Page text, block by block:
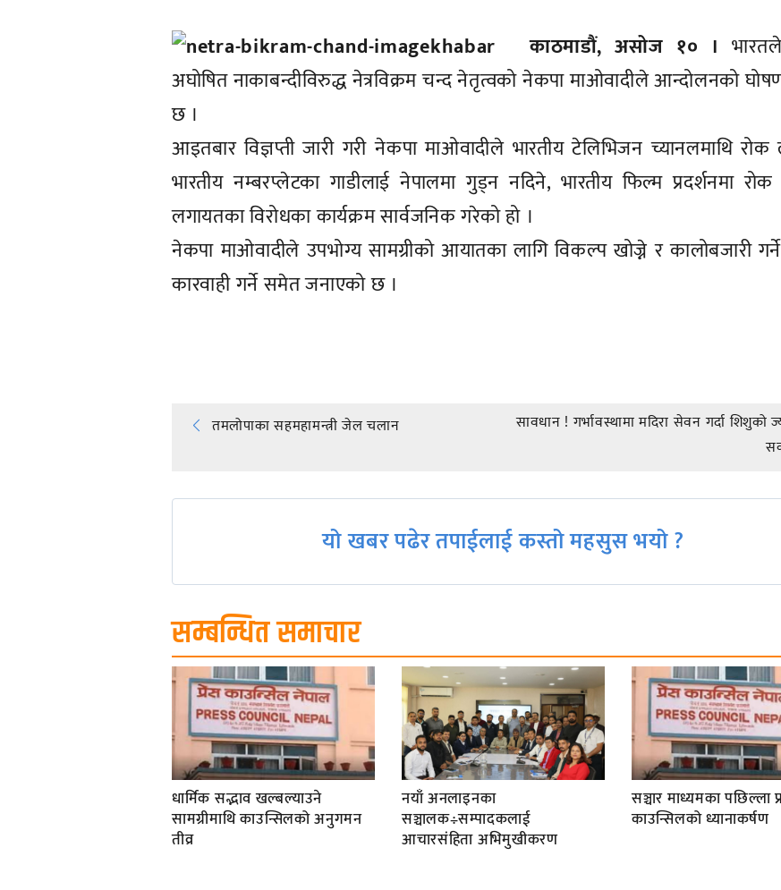
काठमाडौं, असोज १० ।
अघोषित नाकाबन्दीविरुद्ध नेत्रविक्रम चन्द नेतृत्वको नेकपा माओवादीले आन्दोलनको
छ ।
आइतबार विज्ञप्ती जारी गरी नेकपा माओवादीले भारतीय टेलिभिजन च्यानलमाथि
भारतीय नम्बरप्लेटका गाडीलाई नेपालमा गुड्न नदिने, भारतीय फिल्म प्रदर्शनमा
लगायतका विरोधका कार्यक्रम सार्वजनिक गरेको हो ।
नेकपा माओवादीले उपभोग्य सामग्रीको आयातका लागि विकल्प खोज्ने र कालोबजारी
कारवाही गर्ने समेत जनाएको छ ।
Post
navigation
तमलोपाका सहमहामन्त्री जेल चलान
सावधान ! गर्भावस्थामा मदिरा सेवन गर्दा शिशुको
यो खबर पढेर तपाईलाई कस्तो महसुस भयो ?
सम्बन्धित समाचार
धार्मिक सद्भाव खल्बल्याउने
सामग्रीमाथि काउन्सिलको अनुगमन
तीव्र
नयाँ अनलाइनका
सञ्चालक÷सम्पादकलाई
आचारसंहिता अभिमुखीकरण
सञ्चार माध्यमका पछिल्ला
काउन्सिलको ध्यानाकर्षण